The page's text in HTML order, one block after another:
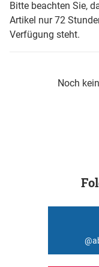
Bitte beachten Sie,
Artikel nur 72
Verfügung steht.
Noch